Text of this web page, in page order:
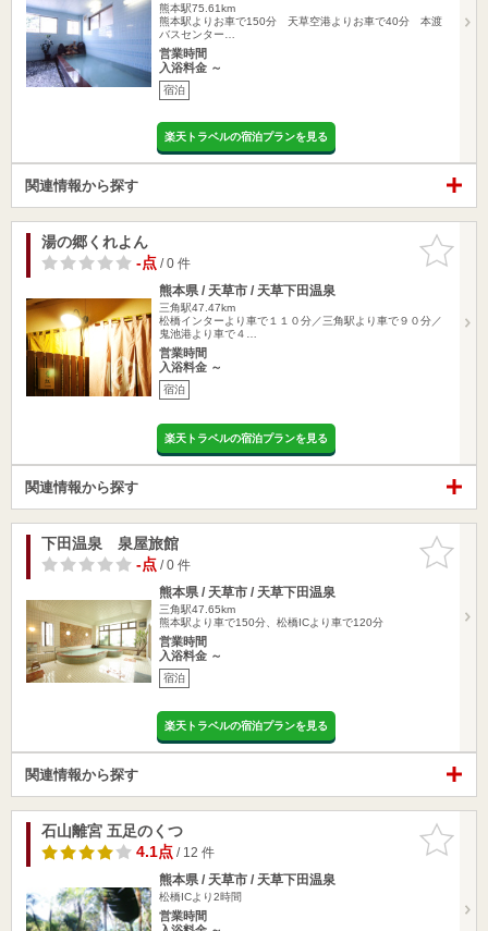
熊本駅75.61km
熊本駅よりお車で150分 天草空港よりお車で40分 本渡
バスセンター…
営業時間
入浴料金 ～
宿泊
楽天トラベルの宿泊プランを見る
関連情報から探す
お気に入
りに追加
湯の郷くれよん
-点/ 0 件
熊本県 / 天草市 / 天草下田温泉
三角駅47.47km
松橋インターより車で１１０分／三角駅より車で９０分／
鬼池港より車で４…
営業時間
入浴料金 ～
宿泊
楽天トラベルの宿泊プランを見る
関連情報から探す
お気に入
りに追加
下田温泉 泉屋旅館
-点/ 0 件
熊本県 / 天草市 / 天草下田温泉
三角駅47.65km
熊本駅より車で150分、松橋ICより車で120分
営業時間
入浴料金 ～
宿泊
楽天トラベルの宿泊プランを見る
関連情報から探す
お気に入
りに追加
石山離宮 五足のくつ
4.1点/ 12 件
熊本県 / 天草市 / 天草下田温泉
松橋ICより2時間
営業時間